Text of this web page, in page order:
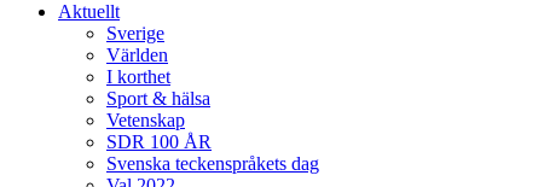
Aktuellt
Sverige
Världen
I korthet
Sport & hälsa
Vetenskap
SDR 100 ÅR
Svenska teckenspråkets dag